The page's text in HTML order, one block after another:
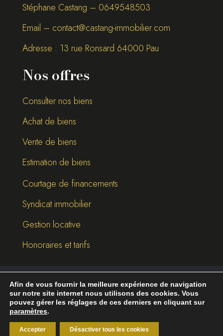
Stéphane Castang – 0649548503
Email – contact@castang-immobilier.com
Adresse : 13 rue Ronsard 64000 Pau
Nos offres
Consulter nos biens
Achat de biens
Vente de biens
Estimation de biens
Courtage de financements
Syndicat immobilier
Gestion locative
Honoraires et tarifs
©2026Break-Out Company- Agence de
communication
Mentions légales|Politique de confidentialité
Afin de vous fournir la meilleure expérience de navigation
sur notre site internet nous utilisons des cookies. Vous
pouvez gérer les réglages de ces derniers en cliquant sur
paramètres.
Accepter Désactiver tous les cookies